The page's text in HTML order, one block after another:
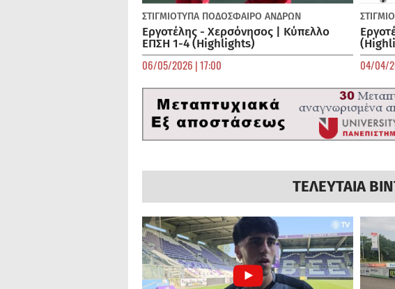
ΣΤΙΓΜΙΟΤΥΠΑ ΠΟΔΌΣΦΑΙΡΟ ΑΝΔΡΏΝ
Εργοτέλης - Χερσόνησος | Κύπελλο
ΕΠΣΗ 1-4 (Highlights)
06/05/2026 | 17:00 04/04/
ΤΕΛΕΥΤΑΙΑ